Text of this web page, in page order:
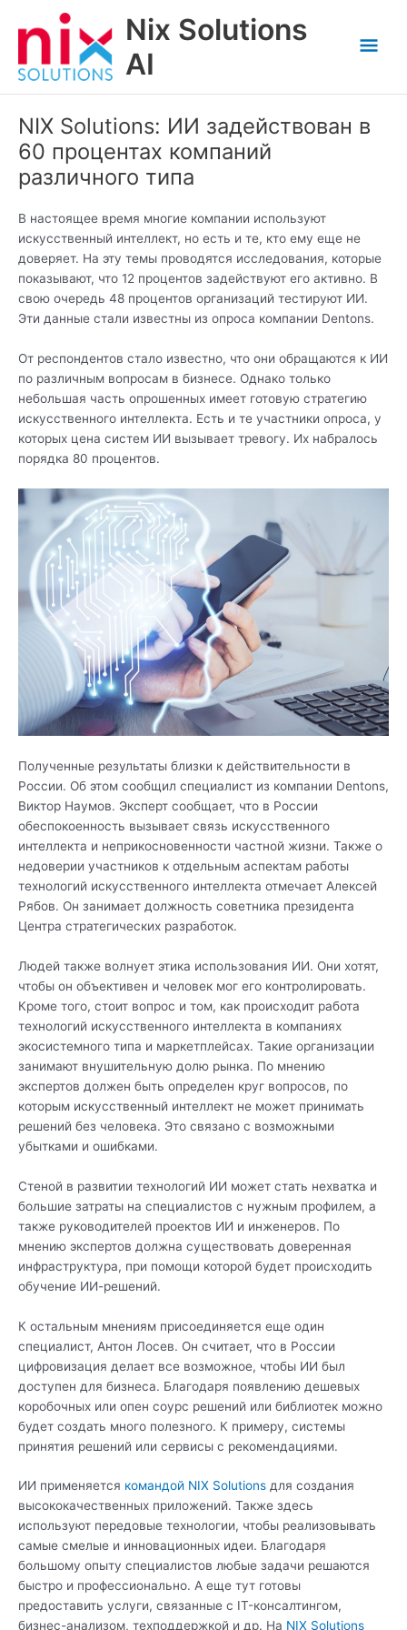
Nix Solutions
AI
NIX Solutions: ИИ задействован в
60 процентах компаний
различного типа
В настоящее время многие компании используют
искусственный интеллект, но есть и те, кто ему еще не
доверяет. На эту темы проводятся исследования, которые
показывают, что 12 процентов задействуют его активно. В
свою очередь 48 процентов организаций тестируют ИИ.
Эти данные стали известны из опроса компании Dentons.
От респондентов стало известно, что они обращаются к ИИ
по различным вопросам в бизнесе. Однако только
небольшая часть опрошенных имеет готовую стратегию
искусственного интеллекта. Есть и те участники опроса, у
которых цена систем ИИ вызывает тревогу. Их набралось
порядка 80 процентов.
Полученные результаты близки к действительности в
России. Об этом сообщил специалист из компании Dentons,
Виктор Наумов. Эксперт сообщает, что в России
обеспокоенность вызывает связь искусственного
интеллекта и неприкосновенности частной жизни. Также о
недоверии участников к отдельным аспектам работы
технологий искусственного интеллекта отмечает Алексей
Рябов. Он занимает должность советника президента
Центра стратегических разработок.
Людей также волнует этика использования ИИ. Они хотят,
чтобы он объективен и человек мог его контролировать.
Кроме того, стоит вопрос и том, как происходит работа
технологий искусственного интеллекта в компаниях
экосистемного типа и маркетплейсах. Такие организации
занимают внушительную долю рынка. По мнению
экспертов должен быть определен круг вопросов, по
которым искусственный интеллект не может принимать
решений без человека. Это связано с возможными
убытками и ошибками.
Стеной в развитии технологий ИИ может стать нехватка и
большие затраты на специалистов с нужным профилем, а
также руководителей проектов ИИ и инженеров. По
мнению экспертов должна существовать доверенная
инфраструктура, при помощи которой будет происходить
обучение ИИ-решений.
К остальным мнениям присоединяется еще один
специалист, Антон Лосев. Он считает, что в России
цифровизация делает все возможное, чтобы ИИ был
доступен для бизнеса. Благодаря появлению дешевых
коробочных или опен соурс решений или библиотек можно
будет создать много полезного. К примеру, системы
принятия решений или сервисы с рекомендациями.
ИИ применяется командой NIX Solutions для создания
высококачественных приложений. Также здесь
используют передовые технологии, чтобы реализовывать
самые смелые и инновационных идеи. Благодаря
большому опыту специалистов любые задачи решаются
быстро и профессионально. А еще тут готовы
предоставить услуги, связанные с IT-консалтингом,
бизнес-анализом, техподдержкой и др. На NIX Solutions